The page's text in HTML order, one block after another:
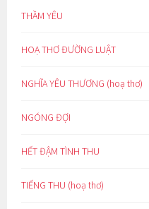
THẦM YÊU
HOẠ THƠ ĐƯỜNG LUẬT
NGHĨA YÊU THƯƠNG (hoạ thơ)
NGÓNG ĐỢI
HẾT ĐẬM TÌNH THU
TIẾNG THU (hoạ thơ)